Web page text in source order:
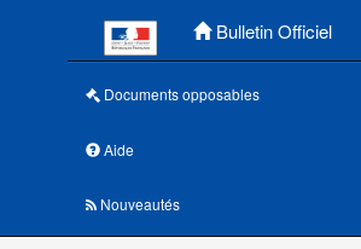
Bulletin Officiel
Documents opposables
Aide
Nouveautés